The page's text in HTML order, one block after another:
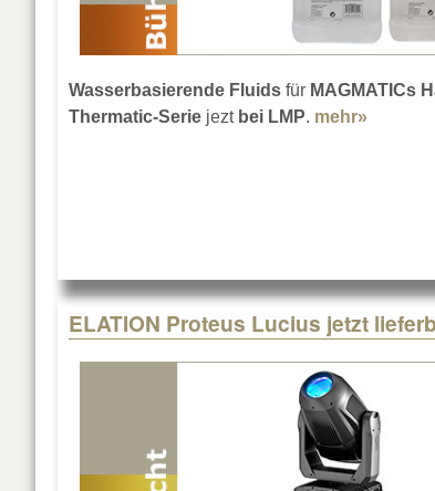
Wasserbasierende Fluids für MAGMATICs
Thermatic-Serie jeztbei LMP. mehr» about
ELATION Proteus Lucius jetzt